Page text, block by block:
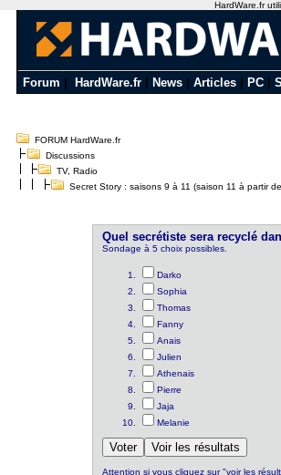
Forum HardWare.fr News Articles PC
FORUM HardWare.fr
Discussions
TV, Radio
Secret Story : saisons 9 à 11 (saison 11 à partir
Quel secrétiste sera recyclé
Sondage à 5 choix possibles.
Darko
Sophia
Thomas
Fanny
Anais
Julien
Athenais
Pierre
Jaja
Melanie
Attention si vous cliquez sur "voir les
HardWare.fr